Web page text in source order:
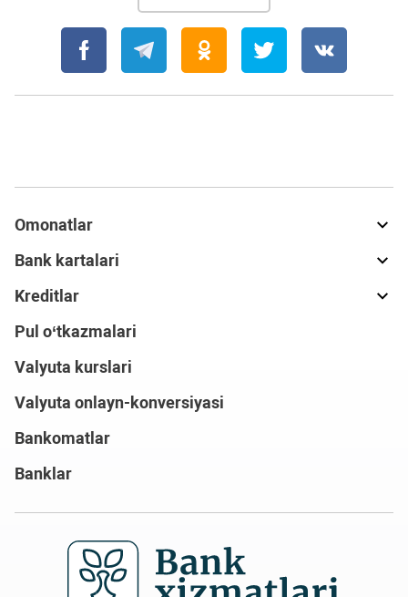
Omonatlar
Bank kartalari
Kreditlar
Pul o‘tkazmalari
Valyuta kurslari
Valyuta onlayn-konversiyasi
Bankomatlar
Banklar